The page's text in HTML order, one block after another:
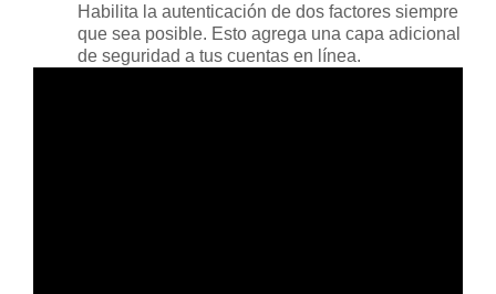
Habilita la autenticación de dos factores siempre
que sea posible. Esto agrega una capa adicional
de seguridad a tus cuentas en línea.